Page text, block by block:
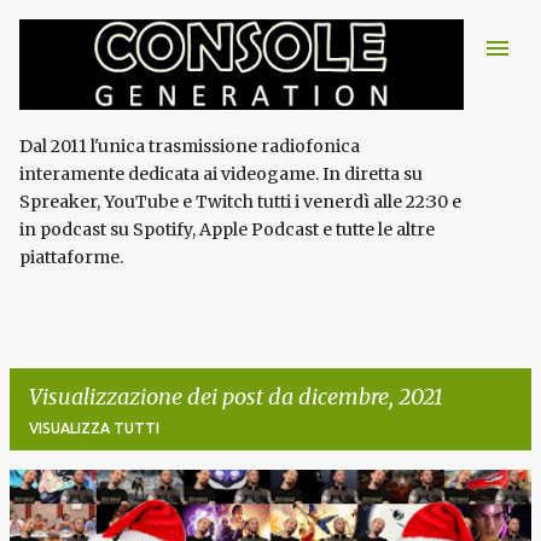
Passa ai contenuti principali
Dal 2011 l'unica trasmissione radiofonica
interamente dedicata ai videogame. In diretta su
Spreaker, YouTube e Twitch tutti i venerdì alle 22:30 e
in podcast su Spotify, Apple Podcast e tutte le altre
piattaforme.
Visualizzazione dei post da dicembre, 2021
VISUALIZZA TUTTI
P